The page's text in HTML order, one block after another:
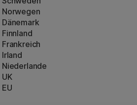
Norwegen
Dänemark
Finnland
Frankreich
Irland
Niederlande
UK
EU